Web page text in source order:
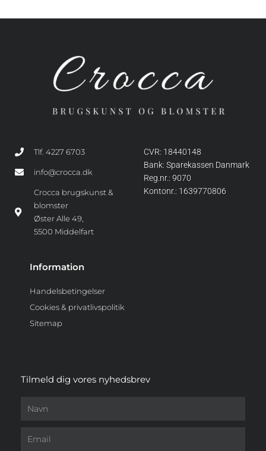
Tlf. 4227 6703
info@crocca.dk
Crocca brugskunst &
blomster
Øster Alle 49,
5500 Middelfart
CVR: 18440148
Bank: Sparekassen Danmark
Reg.nr.: 9070
Kontonr.: 1639770806
Information
Handelsbetingelser
Cookies & privatlivspolitik
Sitemap
Tilmeld dig vores nyhedsbrev